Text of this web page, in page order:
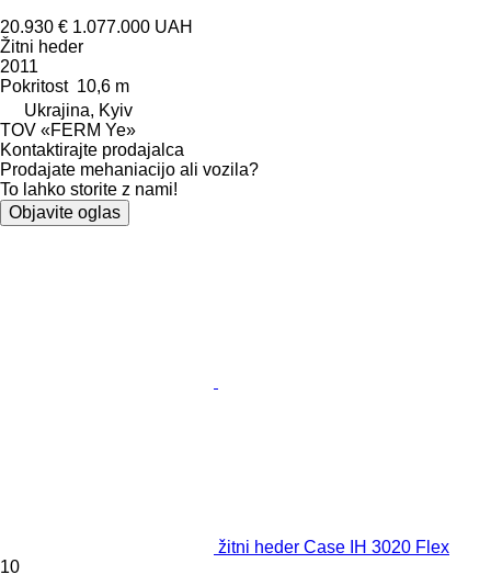
20.930 € 1.077.000 UAH
Žitni heder
2011
Pokritost 10,6 m
Ukrajina, Kyiv
TOV «FERM Ye»
Kontaktirajte prodajalca
Prodajate mehaniacijo ali vozila?
To lahko storite z nami!
Objavite oglas
žitni heder Case IH 3020 Flex
10